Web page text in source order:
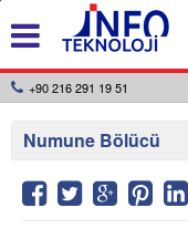
+90 216 291 19 51
Numune Bölücü